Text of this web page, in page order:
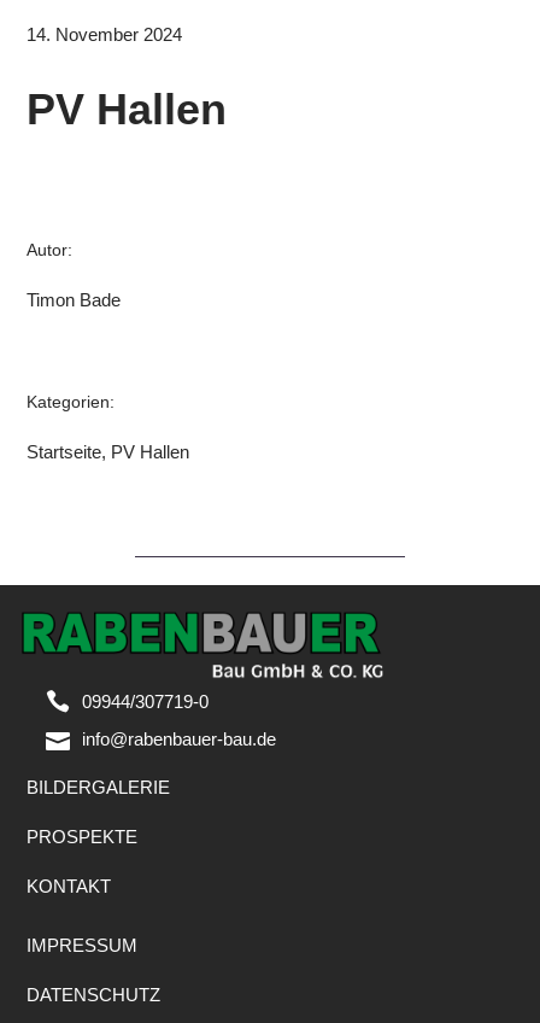
14. November 2024
PV Hallen
Autor:
Timon Bade
Kategorien:
Startseite, PV Hallen
09944/307719-0
info@rabenbauer-bau.de
BILDERGALERIE
PROSPEKTE
KONTAKT
IMPRESSUM
DATENSCHUTZ